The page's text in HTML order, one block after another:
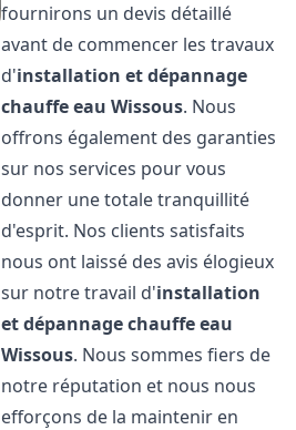
fournirons un devis détaillé
avant de commencer les travaux
d'installation et dépannage
chauffe eau Wissous. Nous
offrons également des garanties
sur nos services pour vous
donner une totale tranquillité
d'esprit. Nos clients satisfaits
nous ont laissé des avis élogieux
sur notre travail d'installation
et dépannage chauffe eau
Wissous. Nous sommes fiers de
notre réputation et nous nous
efforçons de la maintenir en